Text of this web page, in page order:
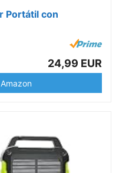
Portátil con
24,99 EUR